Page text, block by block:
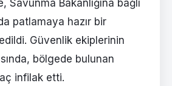
Savunma Bakanlığına bağlı
patlamaya hazır bir
Güvenlik ekiplerinin
bölgede bulunan
infilak etti.